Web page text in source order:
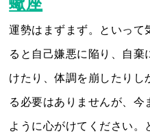
運勢はまずまず。といって
ると自己嫌悪に陥り、自
けたり、体調を崩したりし
る必要はありませんが、今
ように心がけてください。